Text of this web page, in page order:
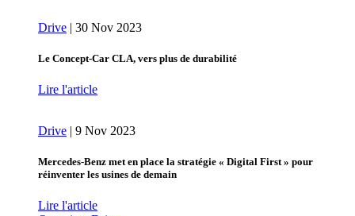
Drive | 30 Nov 2023
Le Concept-Car CLA, vers plus de durabilité
Lire l'article
Drive | 9 Nov 2023
Mercedes-Benz met en place la stratégie « Digital First » pour
réinventer les usines de demain
Lire l'article